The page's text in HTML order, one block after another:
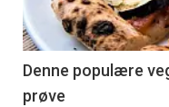
Denne populære
prøve